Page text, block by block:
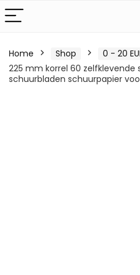
Home Shop 0 - 20
225 mm korrel 60 zelfklevende
schuurbladen schuurpapier